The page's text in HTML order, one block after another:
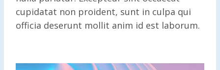
cupidatat non proident, sunt in culpa qui
officia deserunt mollit anim id est laborum.